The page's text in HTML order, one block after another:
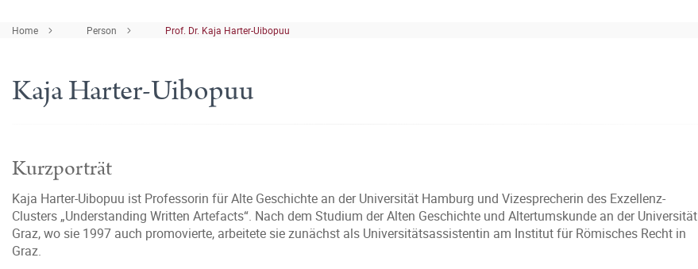
Home Person Prof. Dr. Kaja Harter-Uibopuu
Kaja Harter-Uibopuu
Kurzporträt
Kaja Harter-Uibopuu ist Professorin für Alte Geschichte an der Universität Hamburg und Vizesprecherin des Exzellenz-
Clusters „Understanding Written Artefacts“. Nach dem Studium der Alten Geschichte und Altertumskunde an der Universität
Graz, wo sie 1997 auch promovierte, arbeitete sie zunächst als Universitätsassistentin am Institut für Römisches Recht in
Graz.